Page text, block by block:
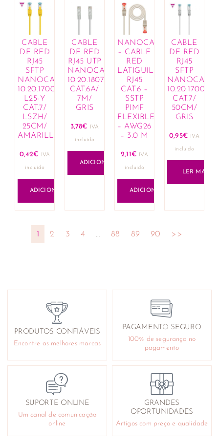
CABLE
DE RED
RJ45
SFTP
NANOCABLE
10.20.1700-
L25-Y
CAT.7/
LSZH/
25CM/
AMARILLO
0,42€ IVA
incluido
ADICIONAR
CABLE
DE RED
RJ45 UTP
NANOCABLE
10.20.1807
CAT.6A/
7M/
GRIS
3,78€ IVA
incluido
ADICIONAR
NANOCABLE
– CABLE
RED
LATIGUILLO
RJ45
CAT.6 –
SSTP
PIMF
FLEXIBLE
– AWG26
– 3.0 M
2,11 € IVA
incluido
ADICIONAR
CABLE
DE RED
RJ45
SFTP
NANOCABLE
10.20.1700
CAT.7/
50CM/
GRIS
0,95€ IVA
incluido
LER MAIS
1 2 3 4 … 88 89 90 >>
PRODUTOS CONFIÁVEIS
Encontre as melhores marcas
PAGAMENTO SEGURO
100% de segurança no
pagamento
SUPORTE ONLINE
Um canal de comunicação
online
GRANDES
OPORTUNIDADES
Artigos com preço e qualidade